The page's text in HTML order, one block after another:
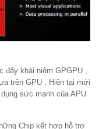
khái niệm GPGPU ,
trên GPU . Hiện tại mới
sức mạnh của APU
Chip kết hợp hỗ trợ